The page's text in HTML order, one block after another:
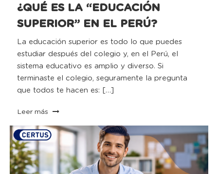
¿QUÉ ES LA “EDUCACIÓN
SUPERIOR” EN EL PERÚ?
La educación superior es todo lo que puedes
estudiar después del colegio y, en el Perú, el
sistema educativo es amplio y diverso. Si
terminaste el colegio, seguramente la pregunta
que todos te hacen es: […]
Leer más